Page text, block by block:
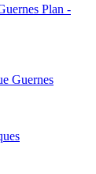
Plan -
Guernes